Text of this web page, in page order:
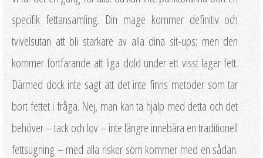
specifik fettansamling. Din mage kommer definitiv och
tvivelsutan att bli starkare av alla dina sit-ups; men den
kommer fortfarande att liga dold under ett visst lager fett.
Därmed dock inte sagt att det inte finns metoder som tar
bort fettet i fråga. Nej, man kan ta hjälp med detta och det
behöver – tack och lov – inte längre innebära en traditionell
fettsugning – med alla risker som kommer med en sådan.